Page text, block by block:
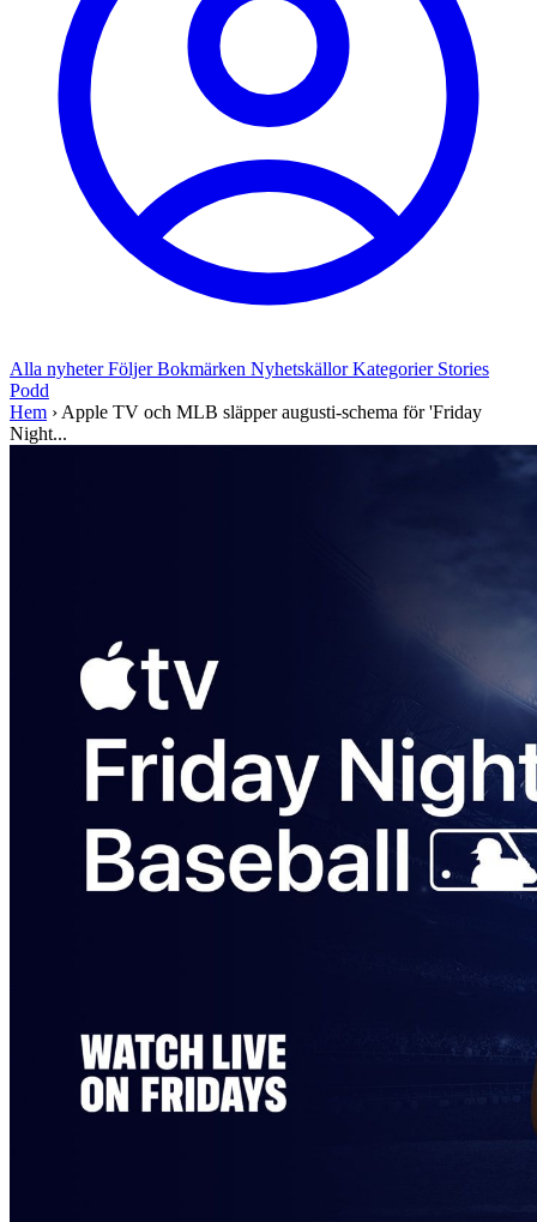
Alla nyheterFöljerBokmärken NyhetskällorKategorier Stories
Podd
Hem › Apple TV och MLB släpper augusti-schema för 'Friday
Night...